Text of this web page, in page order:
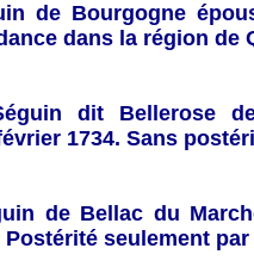
de Bourgogne
dans la région de
dit Bellerosede
1734. Sans
de Bellac du
Postérité seulement